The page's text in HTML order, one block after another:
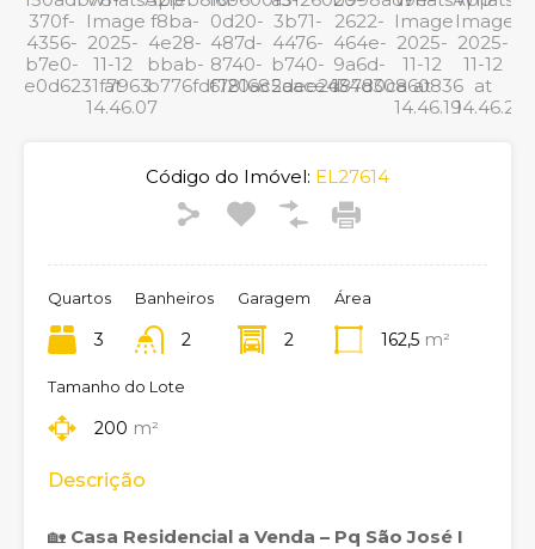
Código do Imóvel: EL27614
Quartos
3
Banheiros
2
Garagem
2
Área
162,5 m²
Tamanho do Lote
200 m²
Descrição
🏡 Casa Residencial a Venda – Pq São José I